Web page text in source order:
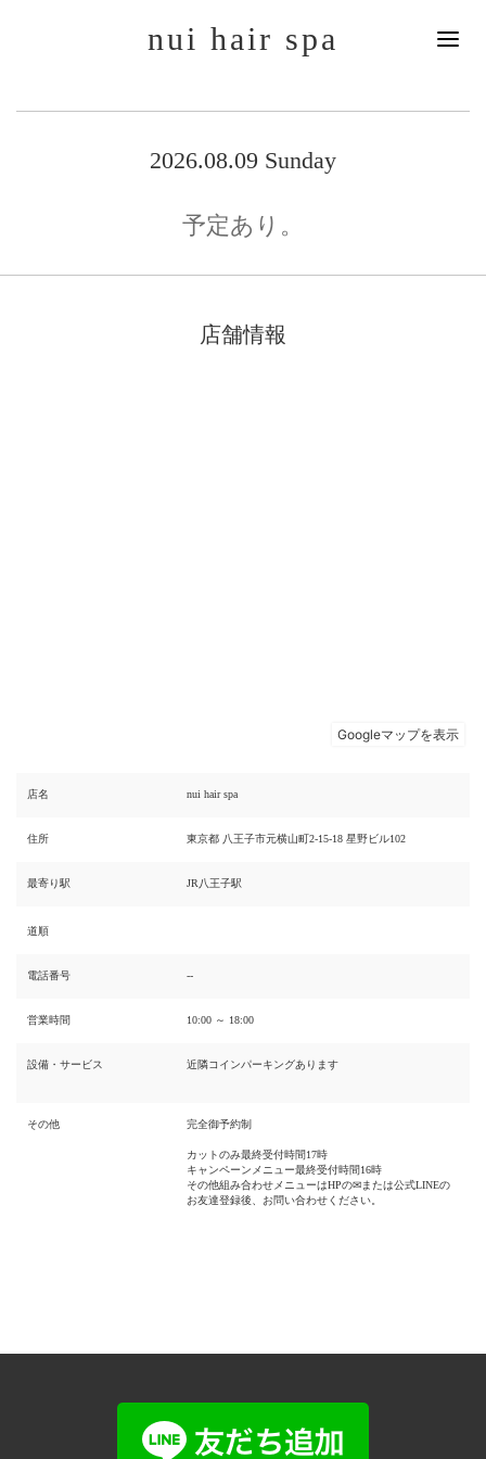
nui hair spa
2026.08.09 Sunday
予定あり。
店舗情報
店名 nui hair spa
住所 東京都 八王子市元横山町2-15-18 星野ビル102
最寄り駅 JR八王子駅
道順
電話番号 --
営業時間 10:00 ～ 18:00
設備・サービス 近隣コインパーキングあります
その他 完全御予約制
カットのみ最終受付時間17時
キャンペーンメニュー最終受付時間16時
その他組み合わせメニューはHPの✉または公式LINEの
お友達登録後、お問い合わせください。